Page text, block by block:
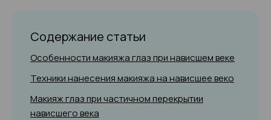
Содержание статьи
Особенности макияжа глаз при нависшем веке
Техники нанесения макияжа на нависшее веко
Макияж глаз при частичном перекрытии
нависшего века